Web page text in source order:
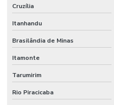
Cruzília
Itanhandu
Brasilândia de Minas
Itamonte
Tarumirim
Rio Piracicaba